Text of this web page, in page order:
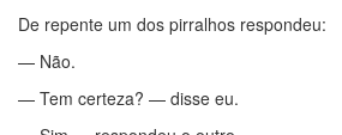
De repente um dos pirralhos respondeu:
— Não.
— Tem certeza? — disse eu.